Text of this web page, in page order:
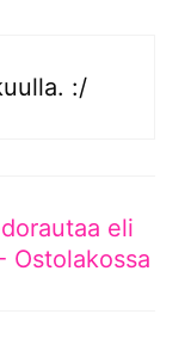
:/
eli
Ostolakossa